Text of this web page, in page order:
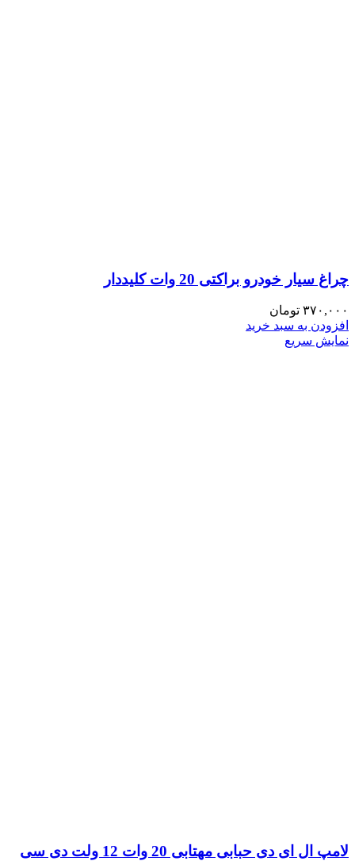
چراغ سیار خودرو براکتی 20 وات کلیددار
۳۷۰,۰۰۰ تومان
افزودن به سبد خرید
نمایش سریع
لامپ ال ای دی حبابی مهتابی 20 وات 12 ولت دی سی